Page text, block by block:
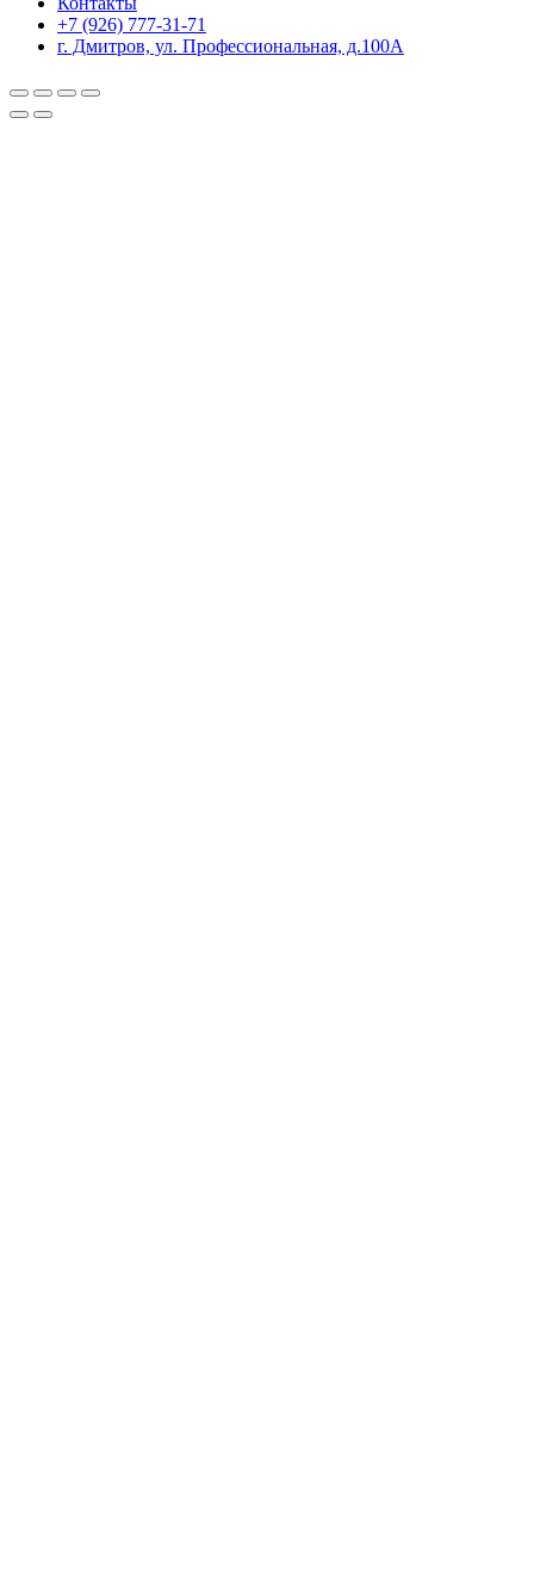
+7 (926) 777-31-71
г. Дмитров, ул. Профессиональная, д.100А